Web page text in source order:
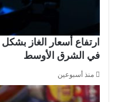
ارتفاع أسعار الغاز
في الشرق الأوسط
منذ أسبوعين